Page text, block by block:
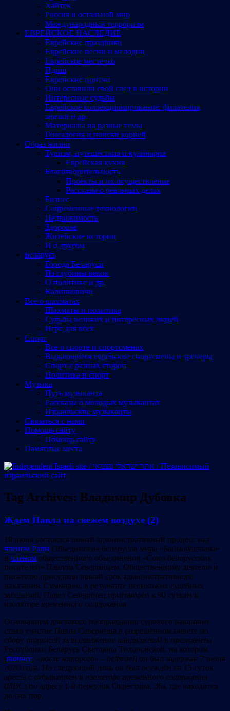
Хайтек
Россия и остальной мир
Международный терроризм
ЕВРЕЙСКОЕ НАСЛЕДИЕ
Еврейские праздники
Еврейские песни и мелодии
Еврейское местечко
Идиш
Еврейские притчи
Они оставили свой след в истории
Интересные судьбы
Еврейское коллекционирование: филателия,
значки и др.
Материалы на разные темы
Генеалогия и поиски корней
Образ жизни
Туризм, путешествия и кулинария
Еврейская кухня
Благотворительность
Проекты и их осуществление
Рассказы о реальных делах
Бизнес
Современные технологии
Недвижимость
Здоровье
Житейские истории
И о другом
Беларусь
Города Беларуси
Из глубины веков
О политике и др.
Калинковичи
Все о шахматах
Шахматы и политика
Судьбы великих и интересных людей
Игра для всех
Спорт
Все о спорте и спортсменах
Выдающиеся еврейские спортсмены и тренеры
Спорт с разных сторон
Политика и спорт
Музыка
Путь музыканта
Рассказы о молодых музыкантах
Израильские музыканты
Cвязаться с нами
Помощь сайту
Помощь сайту
Памятные места
Tag Archives: Владимир Дубовка
Ждем Павла на свежем воздухе (2)
18 июня состоялся новый административный процесс над
членом Рады Объединения белорусов мира «Бацькаўшчына»
и членом общественного объединения «Союз белорусских
писателей» Павлом Северинцем. Общественному деятелю и
писателю присудили новый срок административного
наказания. Суммарно, в результате нескольких судебных
заседаний, Павел Северинец приговорён к 90 суткам в
изоляторе временного содержания.
Основанием для такого неоправданно сурового наказания
стало участие Павла Северинца в разрешённом пикете по
сбору подписей за выдвижение кандидаткой в президенты
Республики Беларусь Светланы Тихановской, на котором
(точнее , «после которого» – belisrael) он был задержан 7 июня
2020 года. На следующий день он был осуждён на 15 суток
ареста с отбыванием в изоляторе временного содержания
(ИВС) по адресу 1-й переулок Окрестина, 36а, где находится
до сих пор.